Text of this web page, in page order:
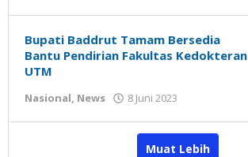
Susanto
Bupati Baddrut Tamam Bersedia
Bantu Pendirian Fakultas Kedokteran
UTM
Nasional, News 8 Juni 2023
Susanto
Muat Lebih